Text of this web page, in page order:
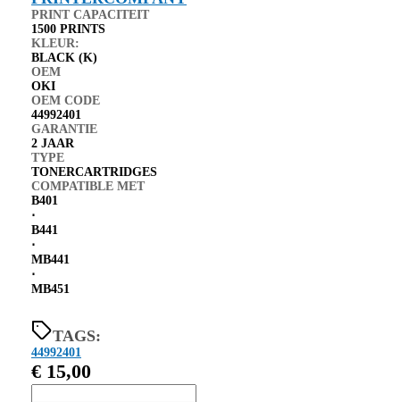
PRINT CAPACITEIT
1500 PRINTS
KLEUR:
BLACK (K)
OEM
OKI
OEM CODE
44992401
GARANTIE
2 JAAR
TYPE
TONERCARTRIDGES
COMPATIBLE MET
B401
⋅
B441
⋅
MB441
⋅
MB451
TAGS:
44992401
€ 15,00